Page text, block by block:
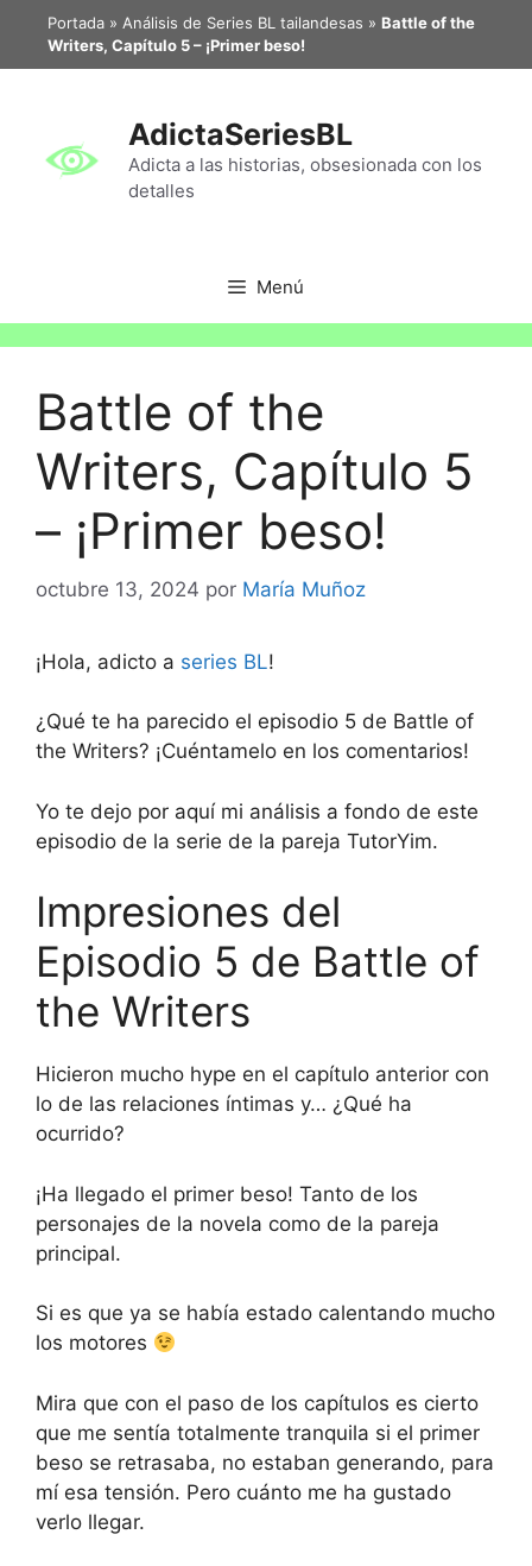
Portada » Análisis de Series BL tailandesas » Battle of the
Writers, Capítulo 5 – ¡Primer beso!
AdictaSeriesBL
Adicta a las historias, obsesionada con los
detalles
Menú
Battle of the
Writers, Capítulo 5
– ¡Primer beso!
octubre 13, 2024 por María Muñoz
¡Hola, adicto a series BL!
¿Qué te ha parecido el episodio 5 de Battle of
the Writers? ¡Cuéntamelo en los comentarios!
Yo te dejo por aquí mi análisis a fondo de este
episodio de la serie de la pareja TutorYim.
Impresiones del
Episodio 5 de Battle of
the Writers
Hicieron mucho hype en el capítulo anterior con
lo de las relaciones íntimas y… ¿Qué ha
ocurrido?
¡Ha llegado el primer beso! Tanto de los
personajes de la novela como de la pareja
principal.
Si es que ya se había estado calentando mucho
los motores
Mira que con el paso de los capítulos es cierto
que me sentía totalmente tranquila si el primer
beso se retrasaba, no estaban generando, para
mí esa tensión. Pero cuánto me ha gustado
verlo llegar.